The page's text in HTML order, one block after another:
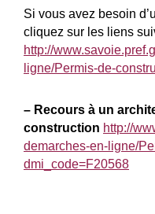
Si vous avez besoin
cliquez sur les liens
http://
ligne/Permis-de-
– Recours à un
construction http://
demarches-en-ligne/
dmi_code=F20568